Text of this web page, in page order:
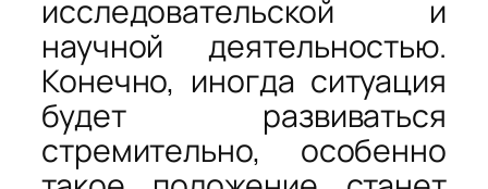
исследовательской и
научной деятельностью.
Конечно, иногда ситуация
будет развиваться
стремительно, особенно